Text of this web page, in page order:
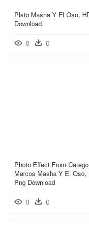
Plato Masha Y El Oso,
Download
0 0
Photo Effect From
Marcos Masha Y El Oso,
Png Download
0 0